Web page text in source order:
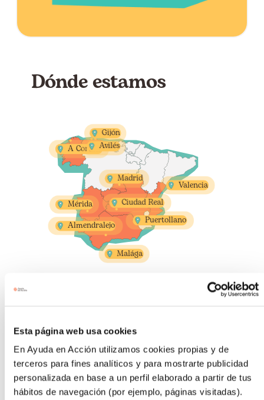
Esta página web usa cookies
En Ayuda en Acción utilizamos cookies propias y de
terceros para fines analíticos y para mostrarte publicidad
personalizada en base a un perfil elaborado a partir de tus
hábitos de navegación (por ejemplo, páginas visitadas).
Dónde estamos
A Coruña
621093439
609524398
Gijón
602656156
Avilés
634479776Madrid
638191952
683253393
Valencia
722195887
Malága
Ciudad Real
649420110
Puertollano
630375545
Mérida
621093841
Almendralejo
611817855
tú